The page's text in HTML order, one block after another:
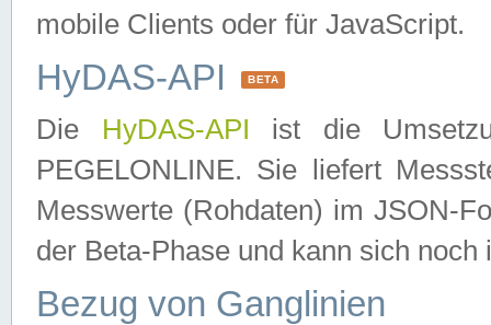
mobile Clients oder für JavaScript.
HyDAS-API BETA
Die HyDAS-API ist die
PEGELONLINE. Sie liefert
Messwerte (Rohdaten) im JSON-
der Beta-Phase und kann sich noch
Bezug von Ganglinien